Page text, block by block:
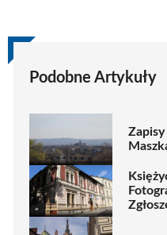
Podobne Artykuły